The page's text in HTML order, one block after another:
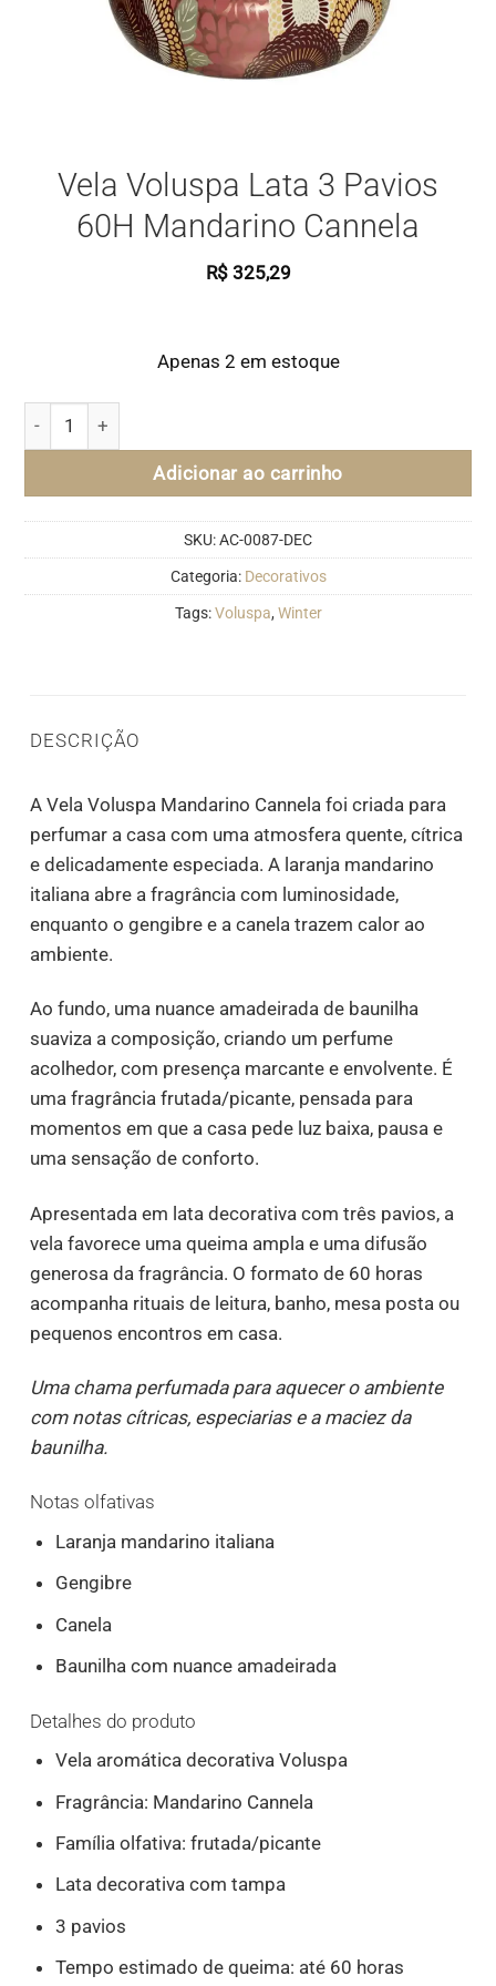
Vela Voluspa Lata 3 Pavios
60H Mandarino Cannela
R$325,29
Apenas 2 em estoque
Adicionar ao carrinho
SKU:AC-0087-DEC
Categoria: Decorativos
Tags:Voluspa, Winter
DESCRIÇÃO
A Vela Voluspa Mandarino Cannela foi criada para
perfumar a casa com uma atmosfera quente, cítrica
e delicadamente especiada. A laranja mandarino
italiana abre a fragrância com luminosidade,
enquanto o gengibre e a canela trazem calor ao
ambiente.
Ao fundo, uma nuance amadeirada de baunilha
suaviza a composição, criando um perfume
acolhedor, com presença marcante e envolvente. É
uma fragrância frutada/picante, pensada para
momentos em que a casa pede luz baixa, pausa e
uma sensação de conforto.
Apresentada em lata decorativa com três pavios, a
vela favorece uma queima ampla e uma difusão
generosa da fragrância. O formato de 60 horas
acompanha rituais de leitura, banho, mesa posta ou
pequenos encontros em casa.
Uma chama perfumada para aquecer o ambiente
com notas cítricas, especiarias e a maciez da
baunilha.
Notas olfativas
Laranja mandarino italiana
Gengibre
Canela
Baunilha com nuance amadeirada
Detalhes do produto
Vela aromática decorativa Voluspa
Fragrância: Mandarino Cannela
Família olfativa: frutada/picante
Lata decorativa com tampa
3 pavios
Tempo estimado de queima: até 60 horas